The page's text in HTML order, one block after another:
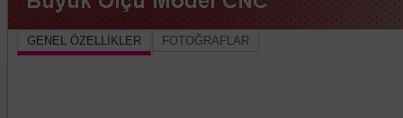
GENEL ÖZELLİKLER FOTOĞRAFLAR